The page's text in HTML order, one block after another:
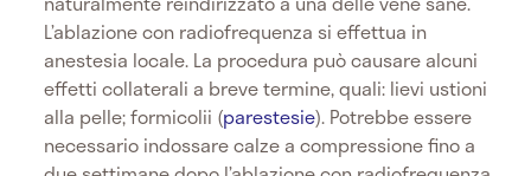
L’ablazione con radiofrequenza si effettua in
anestesia locale. La procedura può causare alcuni
effetti collaterali a breve termine, quali: lievi ustioni
alla pelle; formicolii (parestesie). Potrebbe essere
necessario indossare calze a compressione fino a